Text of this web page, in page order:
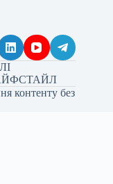
контенту без